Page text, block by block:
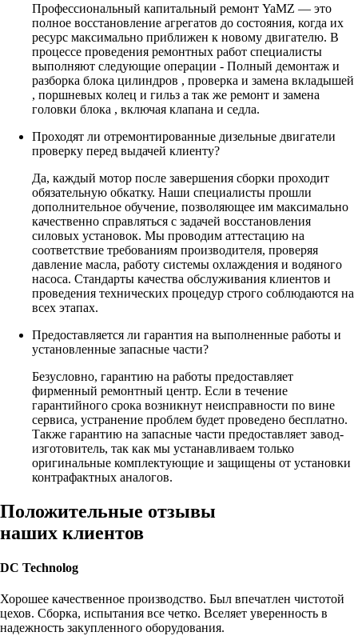
Профессиональный капитальный ремонт YaMZ — это
полное восстановление агрегатов до состояния, когда их
ресурс максимально приближен к новому двигателю. В
процессе проведения ремонтных работ специалисты
выполняют следующие операции - Полный демонтаж и
разборка блока цилиндров , проверка и замена вкладышей
, поршневых колец и гильз а так же ремонт и замена
головки блока , включая клапана и седла.
Проходят ли отремонтированные дизельные двигатели
проверку перед выдачей клиенту?
Да, каждый мотор после завершения сборки проходит
обязательную обкатку. Наши специалисты прошли
дополнительное обучение, позволяющее им максимально
качественно справляться с задачей восстановления
силовых установок. Мы проводим аттестацию на
соответствие требованиям производителя, проверяя
давление масла, работу системы охлаждения и водяного
насоса. Стандарты качества обслуживания клиентов и
проведения технических процедур строго соблюдаются на
всех этапах.
Предоставляется ли гарантия на выполненные работы и
установленные запасные части?
Безусловно, гарантию на работы предоставляет
фирменный ремонтный центр. Если в течение
гарантийного срока возникнут неисправности по вине
сервиса, устранение проблем будет проведено бесплатно.
Также гарантию на запасные части предоставляет завод-
изготовитель, так как мы устанавливаем только
оригинальные комплектующие и защищены от установки
контрафактных аналогов.
Положительные отзывы
наших клиентов
DC Technolog
Хорошее качественное производство. Был впечатлен чистотой
цехов. Сборка, испытания все четко. Вселяет уверенность в
надежность закупленного оборудования.